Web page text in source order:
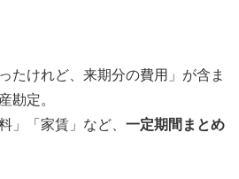
たけれど、来期分の費用」が含ま
勘定。
」「家賃」など、 一定期間まとめ